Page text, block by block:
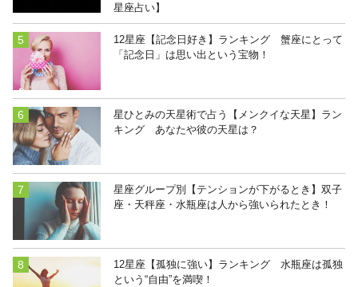
星座占い】
12星座【記念日好き】ランキング 蟹座にとって
「記念日」は思い出という宝物！
星ひとみの天星術で占う【メンクイな天星】ラン
キング あなたや彼の天星は？
星座グループ別【テンションが下がるとき】双子
座・天秤座・水瓶座は人から強いられたとき！
12星座【孤独に強い】ランキング 水瓶座は孤独
という“自由”を満喫！